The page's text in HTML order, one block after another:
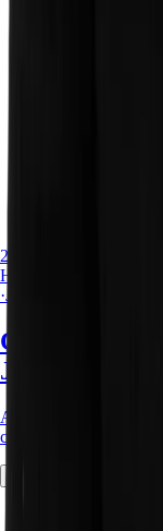
23 de julio de 2026
HTML
·JavaScript
Creando un
JavaScript
Aprende a construir un
controlable sin